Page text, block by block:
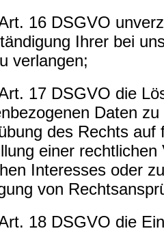
16 DSGVO
Ihrer bei
verlangen;
17 DSGVO die
Daten
des Rechts
einer
Interesses oder
von
18 DSGVO die